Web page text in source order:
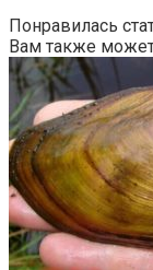
Понравилась
Вам также